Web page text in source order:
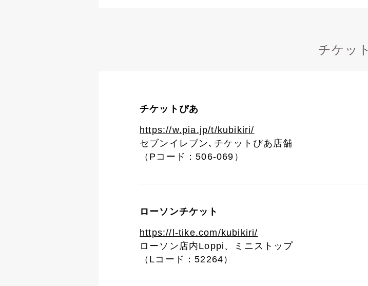
チケット
チケットぴあ
https://w.pia.jp/t/kubikiri/
セブンイレブン､チケットぴあ店舗
（Pコード：506-069）
ローソンチケット
https://l-tike.com/kubikiri/
ローソン店内Loppi、ミニストップ
（Lコード：52264）